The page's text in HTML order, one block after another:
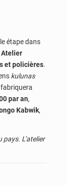
étape dans
Atelier
et policières.
kulunas
par an,
Kabwik,
L’atelier